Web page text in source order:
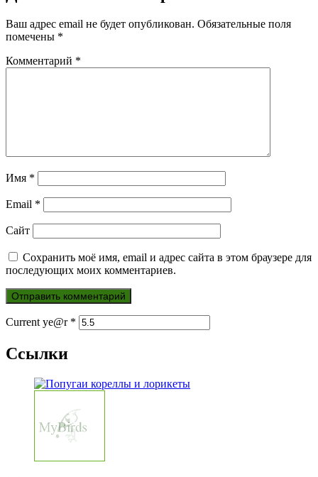
Ваш адрес email не будет опубликован. Обязательные поля
помечены *
Комментарий *
Имя *
Email *
Сайт
Сохранить моё имя, email и адрес сайта в этом браузере для
последующих моих комментариев.
Current ye@r *
Ссылки